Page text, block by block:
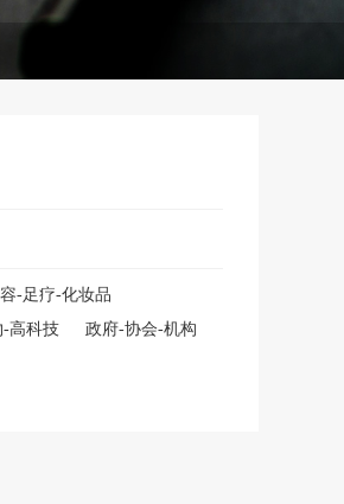
-足疗-化妆品
高科技
政府-协会-机构